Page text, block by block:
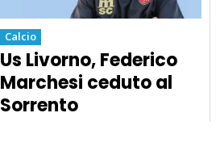
Calcio
Us Livorno, Federico
Marchesi ceduto al
Sorrento